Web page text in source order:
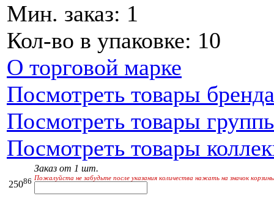
Мин. заказ: 1
Кол-во в упаковке: 10
О торговой марке
Посмотреть товары бренда
Посмотреть товары
Посмотреть товары
25086
Заказ от 1 шт.
Пожалуйста не забудьте после указания количества нажать на значок